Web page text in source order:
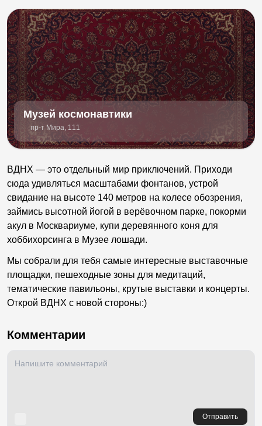
Музей космонавтики
пр-т Мира, 111
ВДНХ — это отдельный мир приключений. Приходи
сюда удивляться масштабами фонтанов, устрой
свидание на высоте 140 метров на колесе обозрения,
займись высотной йогой в верёвочном парке, покорми
акул в Москвариуме, купи деревянного коня для
хоббихорсинга в Музее лошади.
Мы собрали для тебя самые интересные выставочные
площадки, пешеходные зоны для медитаций,
тематические павильоны, крутые выставки и концерты.
Открой ВДНХ с новой стороны:)
Комментарии
Отправить